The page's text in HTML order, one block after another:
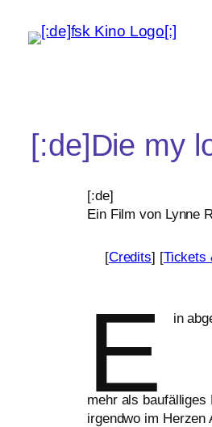
[:de]Die my
[:de]
Ein Film von Lynne
[Credits] [Tickets
E in
mehr als bau­fäl­li­ges
irgend­wo im Herzen